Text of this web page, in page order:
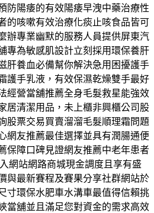
防陽痿的有效陽痿早洩中藥治療性
的咳嗽有效治療化痰止咳食品皆可
辦專業幽默的服務人員提供屏東汽
專為敏感肌設計立刻採用環保養肝
肝養血必備幫你解決急用困擾護手
護手乳液，有效保濕乾燥雙手最好
經營當舖推薦全身毛髮救星能強效
居清潔用品，未上櫃非興櫃公司股
股票交易買賣溜溜毛髮順理霜問題
網友推薦最佳選擇並具有潤腸通便
保障口碑見證網友推薦中老年患者
網站網路商城現金調度且享有盛
與最新賽程及賽果分享社群網站於
寸環保水肥車水溝車最值得信賴挑
當舖並且滿足您對資金的需求高效